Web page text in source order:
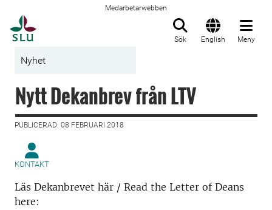
Medarbetarwebben
Sök English Meny
Nyhet
Nytt Dekanbrev från LTV
PUBLICERAD: 08 FEBRUARI 2018
KONTAKT
Läs Dekanbrevet här / Read the Letter of Deans
here: